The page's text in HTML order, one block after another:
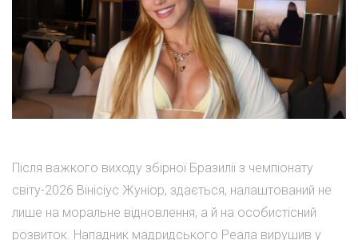
Після важкого виходу збірної Бразилії з чемпіонату
світу-2026 Вінісіус Жуніор, здається, налаштований не
лише на моральне відновлення, а й на особистісний
розвиток. Нападник мадридського Реала вирушив у